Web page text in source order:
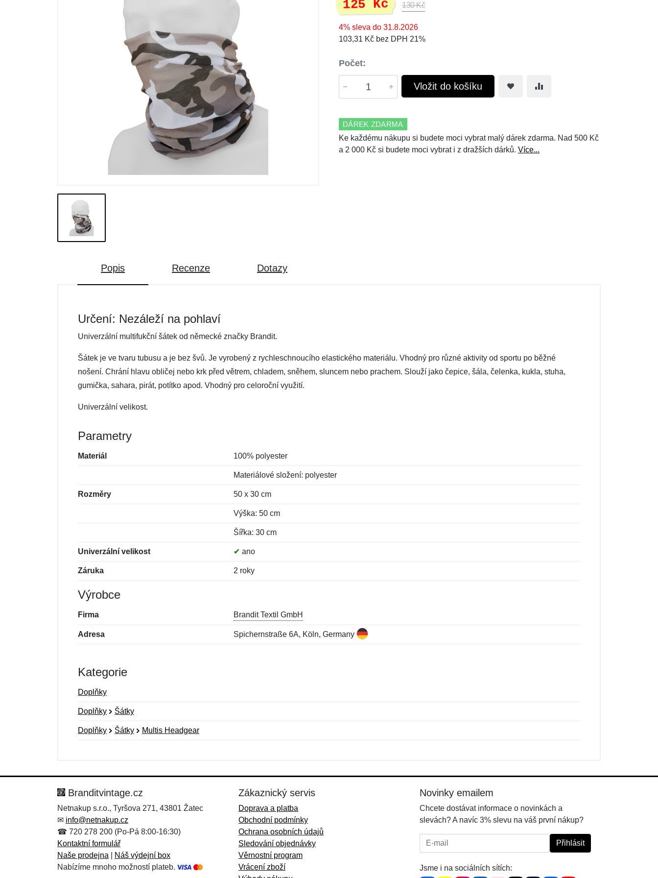
125 Kč 130 Kč
4% sleva do 31.8.2026
103,31 Kč bez DPH 21%
Počet:
Vložit do košíku
DÁREK ZDARMA
Ke každému nákupu si budete moci vybrat malý dárek zdarma. Nad 500 Kč
a 2 000 Kč si budete moci vybrat i z dražších dárků. Více...
Popis Recenze Dotazy
Určení: Nezáleží na pohlaví
Univerzální multifukční šátek od německé značky Brandit.
Šátek je ve tvaru tubusu a je bez švů. Je vyrobený z rychleschnoucího elastického materiálu. Vhodný pro různé aktivity od sportu po běžné
nošení. Chrání hlavu obličej nebo krk před větrem, chladem, sněhem, sluncem nebo prachem. Slouží jako čepice, šála, čelenka, kukla, stuha,
gumička, sahara, pirát, potítko apod. Vhodný pro celoroční využití.
Univerzální velikost.
Parametry
Materiál 100% polyester
Materiálové složení: polyester
Rozměry 50 x 30 cm
Výška: 50 cm
Šířka: 30 cm
Univerzální velikost ✔ ano
Záruka 2 roky
Výrobce
Firma Brandit Textil GmbH
Adresa Spichernstraße 6A, Köln, Germany
Kategorie
Doplňky
Doplňky Šátky
Doplňky Šátky Multis Headgear
Zpráva*
Zpráva*
Branditvintage.cz
Netnakup s.r.o., Tyršova 271, 43801 Žatec
✉ info@netnakup.cz
☎ 720 278 200 (Po-Pá 8:00-16:30)
Kontaktní formulář
Naše prodejna
Náš výdejní box
Nabízíme mnoho možností plateb.
Zákaznický servis
Doprava a platba
Obchodní podmínky
Ochrana osobních údajů
Sledování objednávky
Věrnostní program
Vrácení zboží
Novinky emailem
Chcete dostávat informace o novinkách a
slevách? A navíc 3% slevu na váš první nákup?
E-mail: Přihlásit
Jsme i na sociálních sítích: